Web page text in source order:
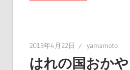
2013年4月22日 yamamoto
はれの国おか